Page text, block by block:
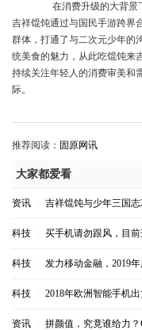
在消费升级的大背景
吉祥馄饨通过与国民手游跨界
群体，打通了与二次元少年的
统美食的魅力，从此吃馄饨来
持续关注年轻人的消费审美和
际。
推荐阅读： 固原网讯
大家都爱看
资讯 吉祥馄饨与少年三国
科技 买手机请勿跟风，目
科技 发力移动金融，2019
科技 2018年欧洲智能手机
资讯 拼颜值，究竟谁给力